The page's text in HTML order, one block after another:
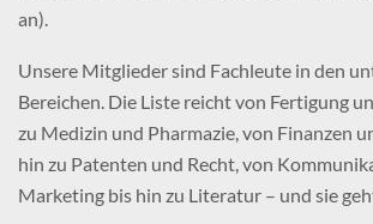
an).
Unsere Mitglieder sind Fachleute in den
Bereichen. Die Liste reicht von Fertigung
zu Medizin und Pharmazie, von Finanzen
hin zu Patenten und Recht, von
Marketing bis hin zu Literatur – und sie